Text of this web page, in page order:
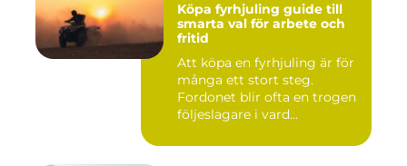
Köpa fyrhjuling guide till
smarta val för arbete och
fritid
Att köpa en fyrhjuling är för
många ett stort steg.
Fordonet blir ofta en trogen
följeslagare i vard...